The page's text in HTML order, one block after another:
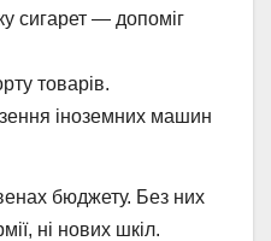
сигарет — допоміг
товарів.
іноземних машин
бюджету. Без них
ні нових шкіл.